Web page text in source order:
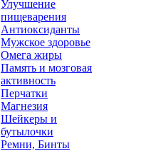
Улучшение
пищеварения
Антиоксиданты
Мужское здоровье
Омега жиры
Память и мозговая
активность
Перчатки
Магнезия
Шейкеры и
бутылочки
Ремни, Бинты